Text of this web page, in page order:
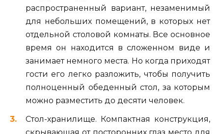
распространенный вариант, незаменимый
для небольших помещений, в которых нет
отдельной столовой комнаты. Все основное
время он находится в сложенном виде и
занимает немного места. Но когда приходят
гости его легко разложить, чтобы получить
полноценный обеденный стол, за которым
можно разместить до десяти человек.
Стол-хранилище. Компактная конструкция,
скрывающая от посторонних глаз место для